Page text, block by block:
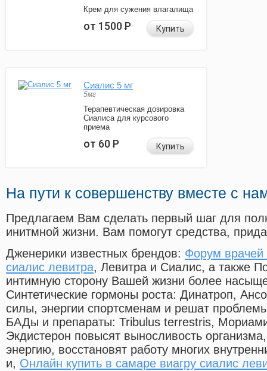
Крем для сужения влагалища
от 1500Р Купить
Сиалис 5 мг
5мг
Терапевтическая дозировка
Сиалиса для курсового
приема
от 60Р Купить
На пути к совершенству вместе с
Предлагаем Вам сделать первый шаг для
инитмной жизни. Вам помогут средства,
Дженерики известных брендов: Форум врачей
сиалис левитра, Левитра и Сиалис, а также
интимную сторону Вашей жизни более
Синтетические гормоны роста: Динатроп,
силы, энергии спортсменам и решат
БАДы и препараты: Tribulus terrestris,
Экдистерон повысят выносливость
энергию, восстановят работу многих
и, Онлайн купить в самаре виагру сиалис